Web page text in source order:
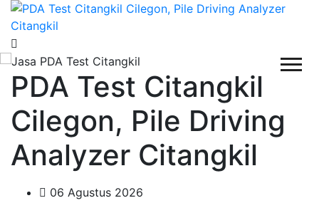
PDA Test Citangkil
Cilegon, Pile Driving
Analyzer Citangkil
06 Agustus 2026